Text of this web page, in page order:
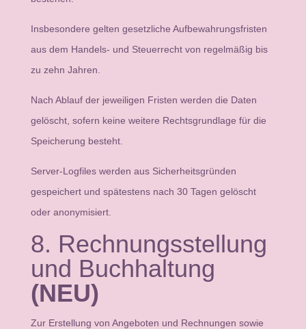
Insbesondere gelten gesetzliche Aufbewahrungsfristen
aus dem Handels- und Steuerrecht von regelmäßig bis
zu zehn Jahren.
Nach Ablauf der jeweiligen Fristen werden die Daten
gelöscht, sofern keine weitere Rechtsgrundlage für die
Speicherung besteht.
Server-Logfiles werden aus Sicherheitsgründen
gespeichert und spätestens nach 30 Tagen gelöscht
oder anonymisiert.
8. Rechnungsstellung
und Buchhaltung
(NEU)
Zur Erstellung von Angeboten und Rechnungen sowie